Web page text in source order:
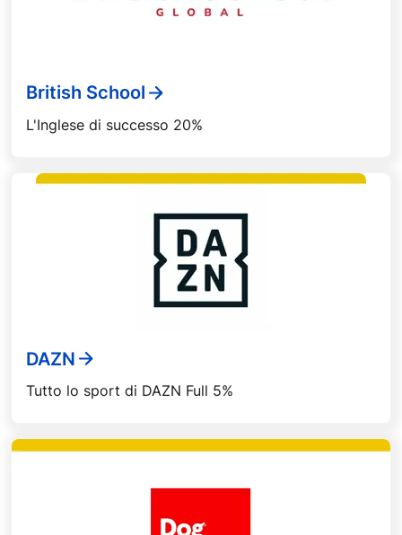
British School
L'Inglese di successo 20%
DAZN
Tutto lo sport di DAZN Full 5%